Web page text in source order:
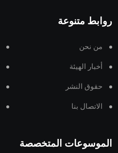
روابط متنوعة
من نحن
أخبار الهيئة
حقوق النشر
الاتصال بنا
الموسوعات المتخصصة